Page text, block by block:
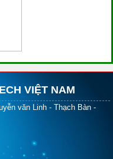
VIỆT NAM
văn Linh - Thạch Bàn -